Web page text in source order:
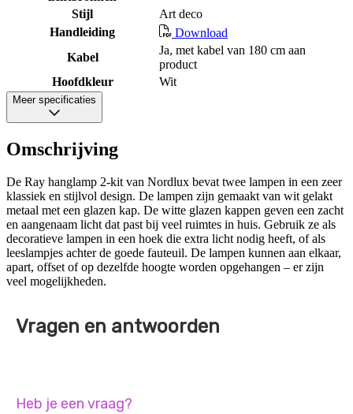
Stijl
Art deco
Handleiding
Download
Kabel
Ja, met kabel van 180 cm aan
product
Hoofdkleur
Wit
Meer specificaties
Omschrijving
De Ray hanglamp 2-kit van Nordlux bevat twee lampen in een zeer
klassiek en stijlvol design. De lampen zijn gemaakt van wit gelakt
metaal met een glazen kap. De witte glazen kappen geven een zacht
en aangenaam licht dat past bij veel ruimtes in huis. Gebruik ze als
decoratieve lampen in een hoek die extra licht nodig heeft, of als
leeslampjes achter de goede fauteuil. De lampen kunnen aan elkaar,
apart, offset of op dezelfde hoogte worden opgehangen – er zijn
veel mogelijkheden.
Vragen en antwoorden
Heb je een vraag?